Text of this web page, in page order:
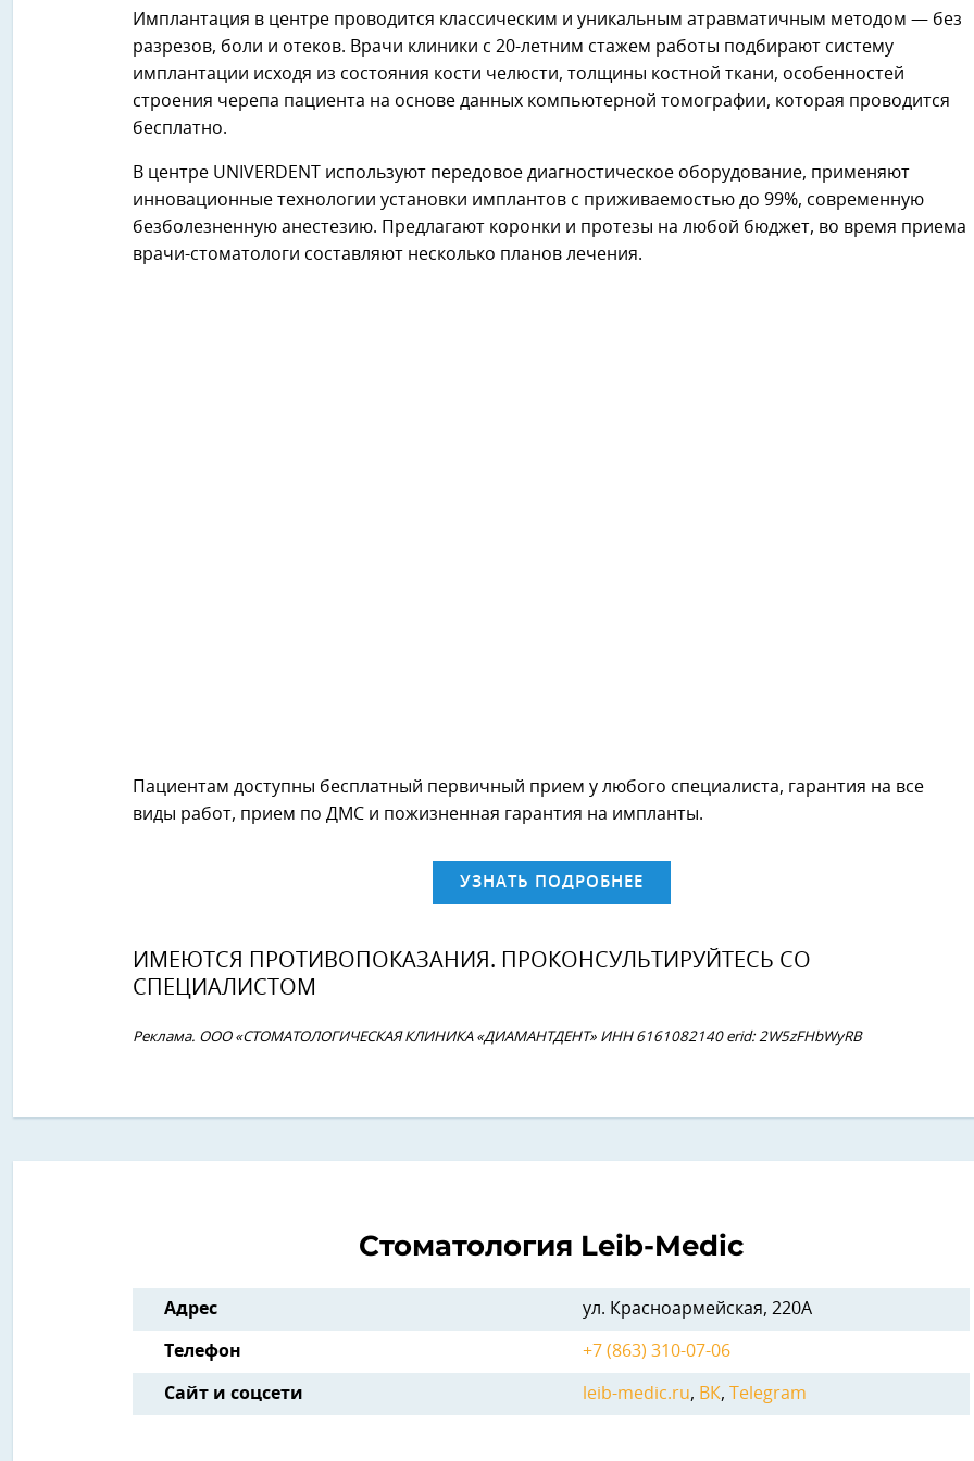
Имплантация в центре проводится классическим и уникальным атравматичным методом — без
разрезов, боли и отеков. Врачи клиники с 20-летним стажем работы подбирают систему
имплантации исходя из состояния кости челюсти, толщины костной ткани, особенностей
строения черепа пациента на основе данных компьютерной томографии, которая проводится
бесплатно.
В центре UNIVERDENT используют передовое диагностическое оборудование, применяют
инновационные технологии установки имплантов с приживаемостью до 99%, современную
безболезненную анестезию. Предлагают коронки и протезы на любой бюджет, во время приема
врачи-стоматологи составляют несколько планов лечения.
Пациентам доступны бесплатный первичный прием у любого специалиста, гарантия на все
виды работ, прием по ДМС и пожизненная гарантия на импланты.
УЗНАТЬ ПОДРОБНЕЕ
ИМЕЮТСЯ ПРОТИВОПОКАЗАНИЯ. ПРОКОНСУЛЬТИРУЙТЕСЬ СО
СПЕЦИАЛИСТОМ
Реклама. ООО «СТОМАТОЛОГИЧЕСКАЯ КЛИНИКА «ДИАМАНТДЕНТ» ИНН 6161082140 erid: 2W5zFHbWyRB
Стоматология Leib-Medic
Адрес ул. Красноармейская, 220А
Телефон +7 (863) 310-07-06
Сайт и соцсети leib-medic.ru, ВК, Telegram